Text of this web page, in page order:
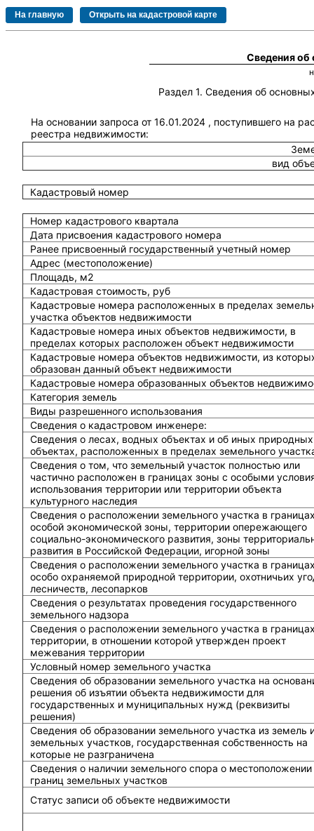
Сведения
Раздел 1. Сведения об
На основании запроса от 16.01.2024 , поступившего на
реестра недвижимости:
вид
Кадастровый номер
Номер кадастрового квартала
Дата присвоения кадастрового номера
Ранее присвоенный государственный учетный номер
Адрес (местоположение)
Площадь, м2
Кадастровая стоимость, руб
Кадастровые номера расположенных в пределах
участка объектов недвижимости
Кадастровые номера иных объектов недвижимости, в
пределах которых расположен объект недвижимости
Кадастровые номера объектов недвижимости, из
образован данный объект недвижимости
Кадастровые номера образованных объектов
Категория земель
Виды разрешенного использования
Сведения о кадастровом инженере:
Cведения о лесах, водных объектах и об иных природных
объектах, расположенных в пределах земельного
Сведения о том, что земельный участок полностью или
частично расположен в границах зоны с особыми
использования территории или территории объекта
культурного наследия
Сведения о расположении земельного участка в
особой экономической зоны, территории опережающего
социально-экономического развития, зоны
развития в Российской Федерации, игорной зоны
Сведения о расположении земельного участка в
особо охраняемой природной территории, охотничьих
лесничеств, лесопарков
Сведения о результатах проведения государственного
земельного надзора
Сведения о расположении земельного участка в
территории, в отношении которой утвержден проект
межевания территории
Условный номер земельного участка
Сведения об образовании земельного участка на
решения об изъятии объекта недвижимости для
государственных и муниципальных нужд (реквизиты
решения)
Сведения об образовании земельного участка из земель
земельных участков, государственная собственность на
которые не разграничена
Сведения о наличии земельного спора о местоположении
границ земельных участков
Статус записи об объекте недвижимости